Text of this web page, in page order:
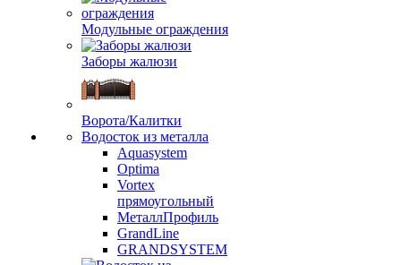
Модульные ограждения
Заборы жалюзи
Ворота/Калитки
Водосток из металла
Aquasystem
Optima
Vortex
прямоугольный
МеталлПрофиль
GrandLine
GRANDSYSTEM